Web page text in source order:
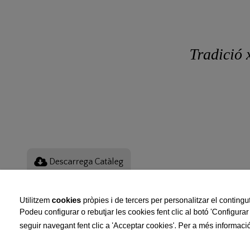
Tradició
Descarrega Catàleg
© Torrons Viar 2016
C/. Del Riu 22-24
08291 Ripollet (Barcelona)
Tel.
E-
Utilitzemcookies pròpies i de tercers per personalitzar el
Podeu configurar o rebutjar les cookies fent clic al botó
seguir navegant fent clic a 'Acceptar cookies'. Per a més